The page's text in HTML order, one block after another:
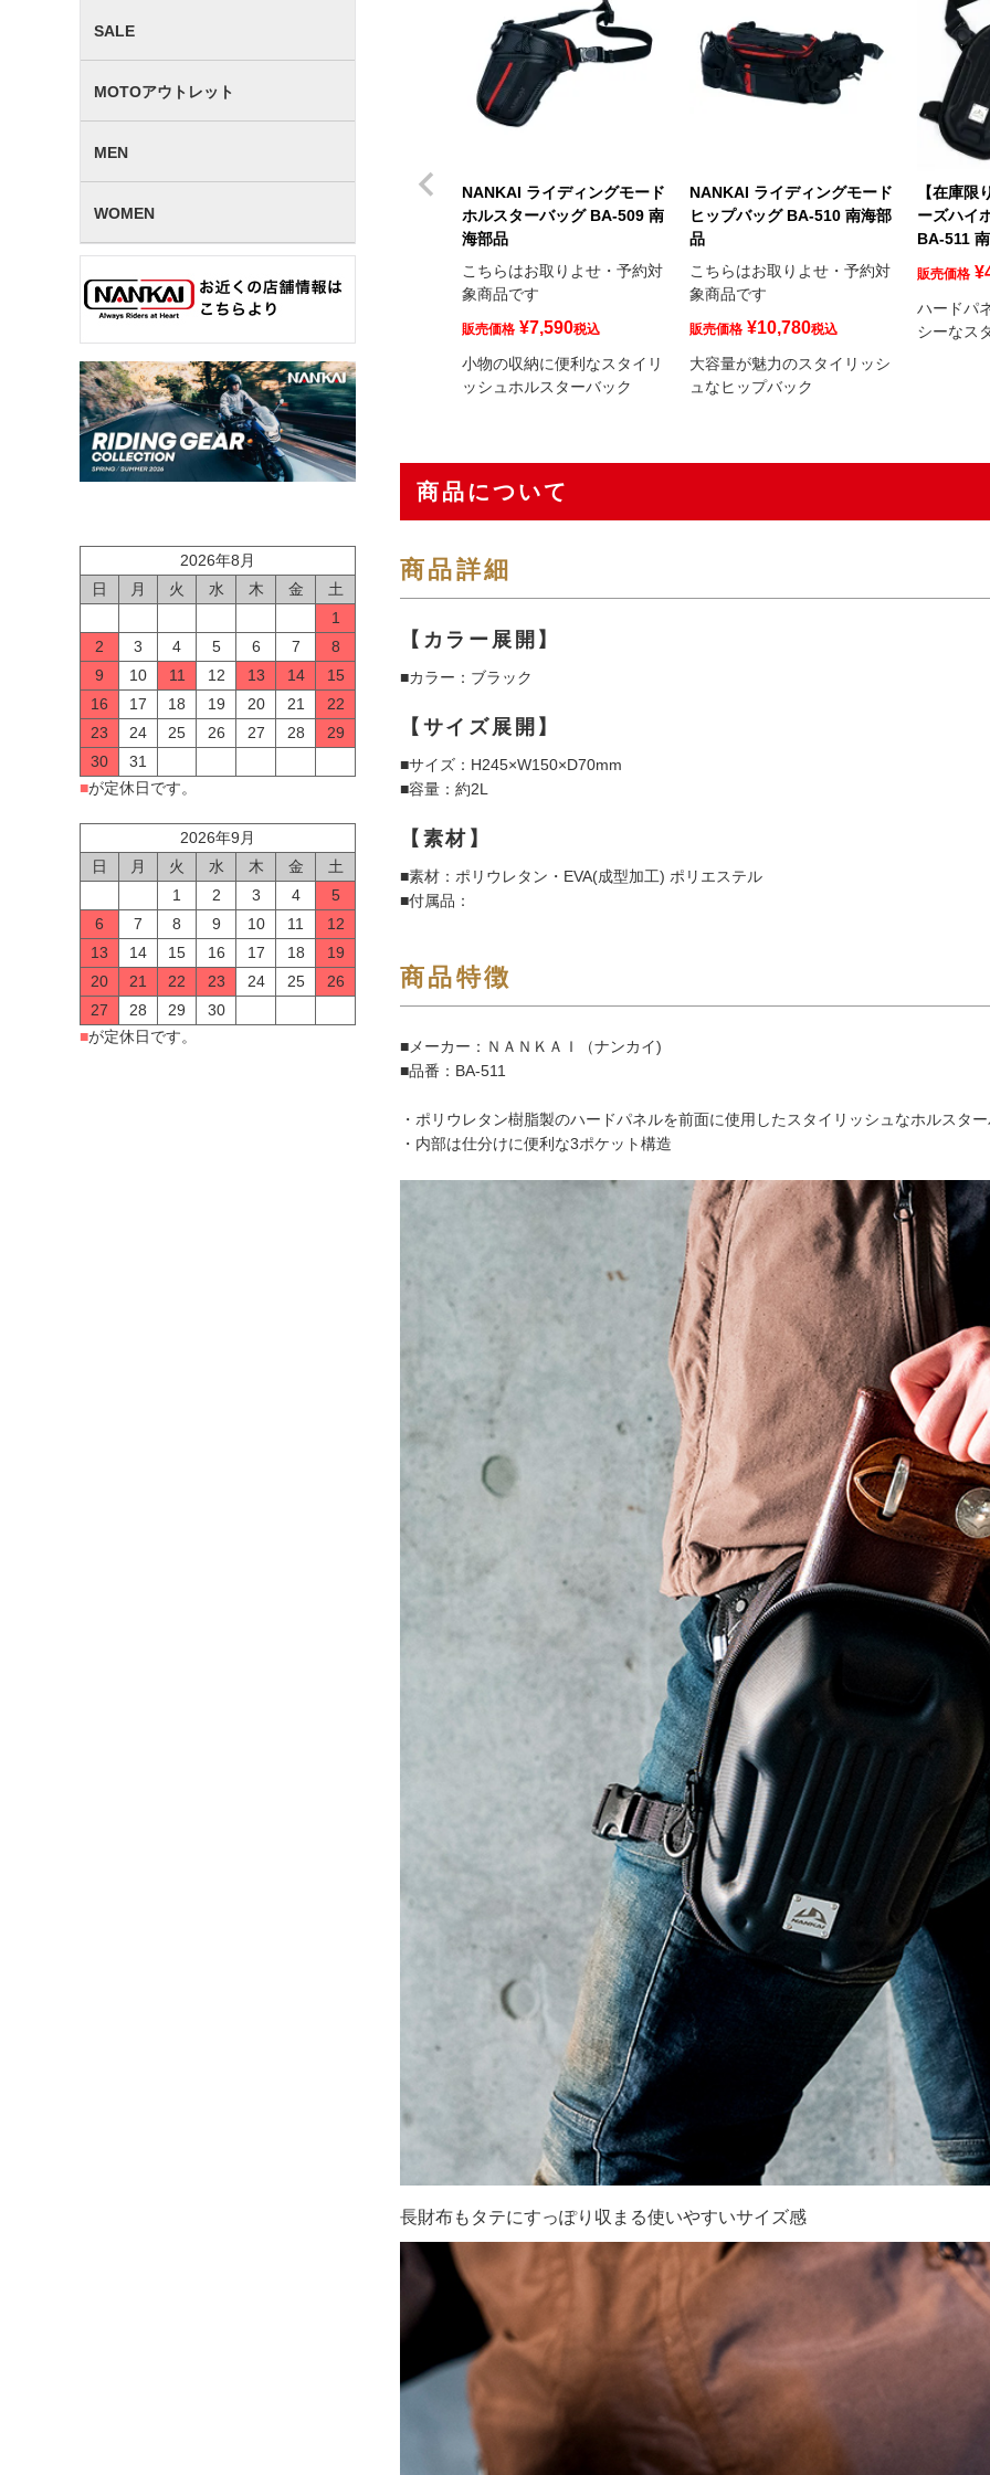
SALE
MOTOアウトレット
MEN
WOMEN
2026年8月
日
月 火 水 木 金
土
1
2
3 4 5 6 7
8
9
10 11 12 13 14
15
16
17 18 19 20 21
22
23
24 25 26 27 28
29
30
31
■が定休日です。
2026年9月
日
月 火 水 木 金
土
1
2 3 4
5
6
7 8 9 10 11
12
13
14 15 16 17 18
19
20
21 22 23 24 25
26
27
28 29
30
■が定休日です。
NANKAI ライディングモード
ホルスターバッグ BA-509 南
海部品
こちらはお取りよせ・予約対
象商品です
販売価格 ¥7,590税込
小物の収納に便利なスタイリ
ッシュホルスターバック
NANKAI ライディングモード
ヒップバッグ BA-510 南海部
品
こちらはお取りよせ・予約対
象商品です
販売価格 ¥10,780税込
大容量が魅力のスタイリッシ
ュなヒップバック
【在庫限
ーズハイ
BA-511
販売価格 ¥
ハードパ
シーなス
商品について
商品詳細
【カラー展開】
■カラー：ブラック
【サイズ展開】
■サイズ：H245×W150×D70mm
■容量：約2L
【素材】
■素材：ポリウレタン・EVA(成型加工) ポリエステル
■付属品：
商品特徴
■メーカー：ＮＡＮＫＡＩ（ナンカイ)
■品番：BA-511
・ポリウレタン樹脂製のハードパネルを前面に使用したスタイリッシュなホルスタ
・内部は仕分けに便利な3ポケット構造
長財布もタテにすっぽり収まる使いやすいサイズ感